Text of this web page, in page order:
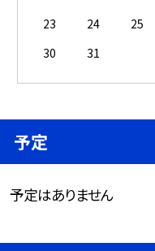
23
24 25
30
31
予定
予定はありません